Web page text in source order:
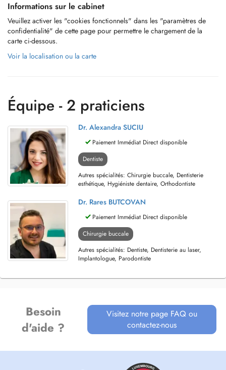
Informations sur le cabinet
Veuillez activer les "cookies fonctionnels" dans les "paramètres de
confidentialité" de cette page pour permettre le chargement de la
carte ci-dessous.
Voir la localisation ou la carte
Équipe - 2 praticiens
Dr. Alexandra SUCIU
Paiement Immédiat Direct disponible
Dentiste
Autres spécialités: Chirurgie buccale, Dentisterie
esthétique, Hygiéniste dentaire, Orthodontiste
Dr. Rares BUTCOVAN
Paiement Immédiat Direct disponible
Chirurgie buccale
Autres spécialités: Dentiste, Dentisterie au laser,
Implantologue, Parodontiste
Besoin
d'aide ?
Visitez notre page FAQ ou
contactez-nous